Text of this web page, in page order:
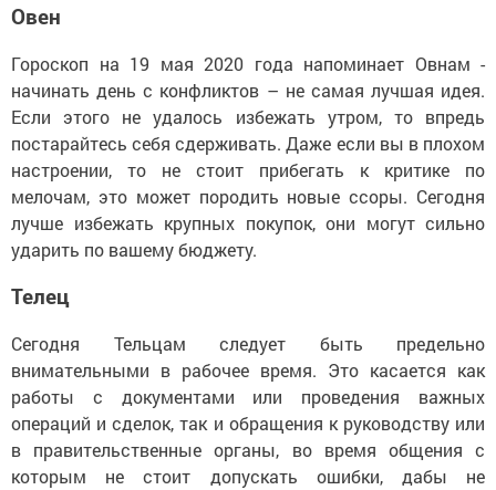
Овен
Гороскоп на 19 мая 2020 года напоминает Овнам -
начинать день с конфликтов – не самая лучшая идея.
Если этого не удалось избежать утром, то впредь
постарайтесь себя сдерживать. Даже если вы в плохом
настроении, то не стоит прибегать к критике по
мелочам, это может породить новые ссоры. Сегодня
лучше избежать крупных покупок, они могут сильно
ударить по вашему бюджету.
Телец
Сегодня Тельцам следует быть предельно
внимательными в рабочее время. Это касается как
работы с документами или проведения важных
операций и сделок, так и обращения к руководству или
в правительственные органы, во время общения с
которым не стоит допускать ошибки, дабы не